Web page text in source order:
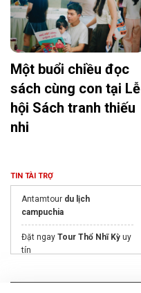
Một buổi chiều đọc
sách cùng con tại Lễ
hội Sách tranh thiếu
nhi
TIN TÀI TRỢ
Antamtour du lịch
campuchia
Đặt ngay Tour Thổ Nhĩ Kỳ uy
tín